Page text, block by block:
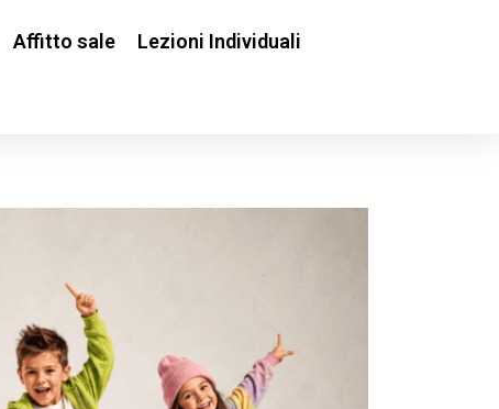
Affitto sale Lezioni Individuali